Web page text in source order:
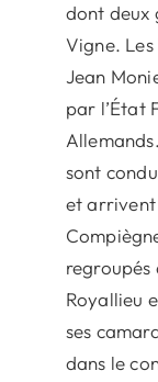
dont deux
Vigne.
Jean
par l’État
sont
et arrivent
regroupés
Royallieu
ses
dans le